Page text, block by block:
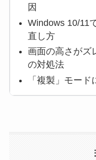
因
Windows 10/11
直し方
画面の高さがズ
の対処法
「複製」モー